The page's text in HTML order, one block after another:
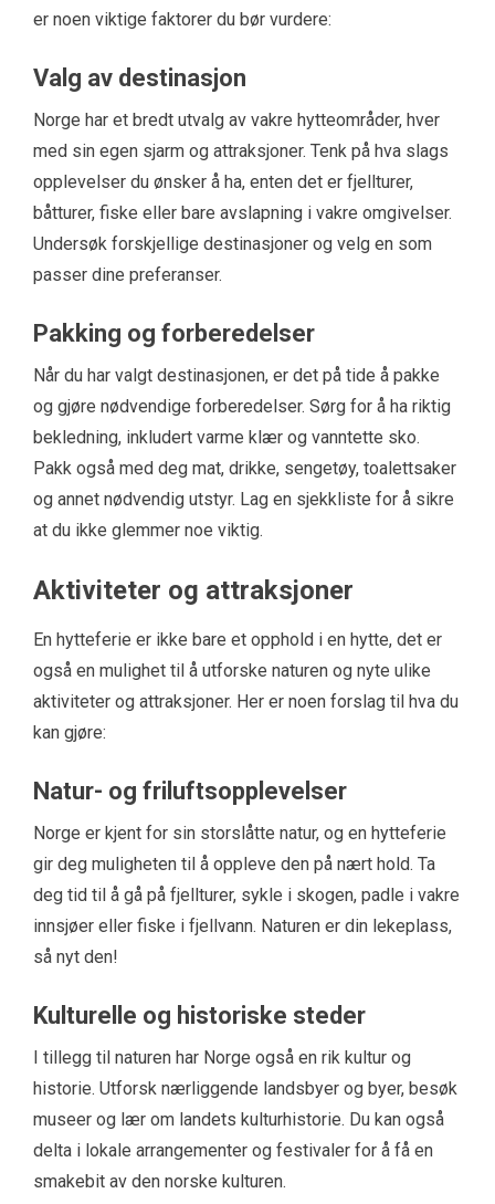
er noen viktige faktorer du bør vurdere:
Valg av destinasjon
Norge har et bredt utvalg av vakre hytteområder, hver
med sin egen sjarm og attraksjoner. Tenk på hva slags
opplevelser du ønsker å ha, enten det er fjellturer,
båtturer, fiske eller bare avslapning i vakre omgivelser.
Undersøk forskjellige destinasjoner og velg en som
passer dine preferanser.
Pakking og forberedelser
Når du har valgt destinasjonen, er det på tide å pakke
og gjøre nødvendige forberedelser. Sørg for å ha riktig
bekledning, inkludert varme klær og vanntette sko.
Pakk også med deg mat, drikke, sengetøy, toalettsaker
og annet nødvendig utstyr. Lag en sjekkliste for å sikre
at du ikke glemmer noe viktig.
Aktiviteter og attraksjoner
En hytteferie er ikke bare et opphold i en hytte, det er
også en mulighet til å utforske naturen og nyte ulike
aktiviteter og attraksjoner. Her er noen forslag til hva du
kan gjøre:
Natur- og friluftsopplevelser
Norge er kjent for sin storslåtte natur, og en hytteferie
gir deg muligheten til å oppleve den på nært hold. Ta
deg tid til å gå på fjellturer, sykle i skogen, padle i vakre
innsjøer eller fiske i fjellvann. Naturen er din lekeplass,
så nyt den!
Kulturelle og historiske steder
I tillegg til naturen har Norge også en rik kultur og
historie. Utforsk nærliggende landsbyer og byer, besøk
museer og lær om landets kulturhistorie. Du kan også
delta i lokale arrangementer og festivaler for å få en
smakebit av den norske kulturen.